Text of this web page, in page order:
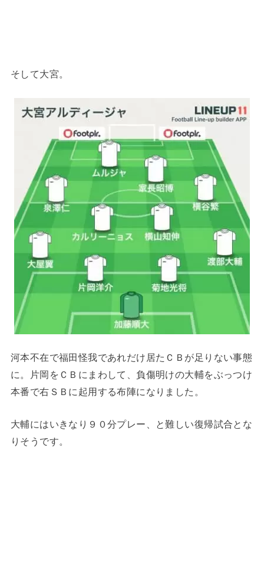
そして大宮。
河本不在で福田怪我であれだけ居たＣＢが足りない事態
に。片岡をＣＢにまわして、負傷明けの大輔をぶっつけ
本番で右ＳＢに起用する布陣になりました。
大輔にはいきなり９０分プレー、と難しい復帰試合とな
りそうです。